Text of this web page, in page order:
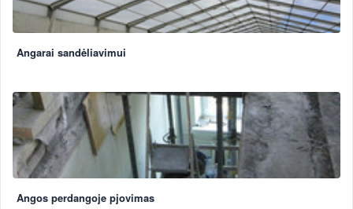
Angarai sandėliavimui
Angos perdangoje pjovimas